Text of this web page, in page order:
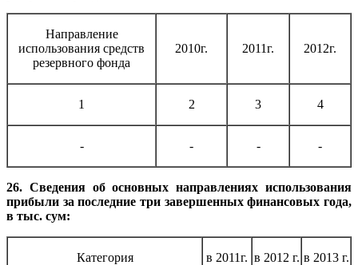
Направление
использования средств
резервного фонда
2010г. 2011г. 2012г.
1 2 3 4
- - - -
26. Сведения об основных направлениях использования
прибыли за последние три завершенных финансовых года,
в тыс. сум:
Категория в 2011г. в 2012 г. в 2013 г.